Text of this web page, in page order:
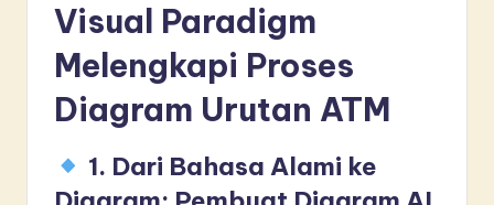
Visual Paradigm
Melengkapi Proses
Diagram Urutan ATM
1. Dari Bahasa Alami ke